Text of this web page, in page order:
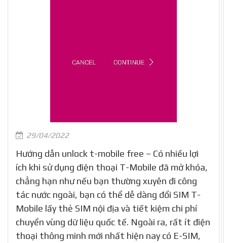
29/04/2022
Hướng dẫn unlock t-mobile free – Có nhiều lợi
ích khi sử dụng điện thoại T-Mobile đã mở khóa,
chẳng hạn như nếu bạn thường xuyên đi công
tác nước ngoài, bạn có thể dễ dàng đổi SIM T-
Mobile lấy thẻ SIM nội địa và tiết kiệm chi phí
chuyển vùng dữ liệu quốc tế. Ngoài ra, rất ít điện
thoại thông minh mới nhất hiện nay có E-SIM,